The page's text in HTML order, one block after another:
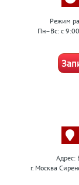
Режим
Пн–Вс: с
Адрес:
г. Москва